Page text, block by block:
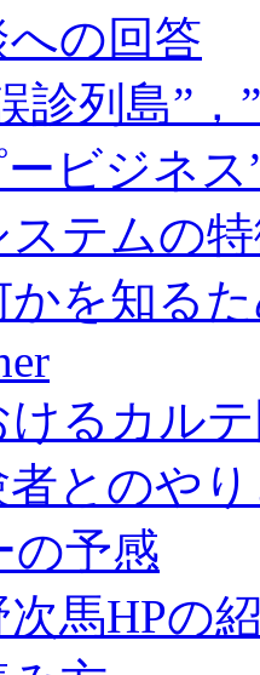
への回答
診列島”
ビジネス
ステムの
を知る
けるカル
とのや
の予感
馬HPの